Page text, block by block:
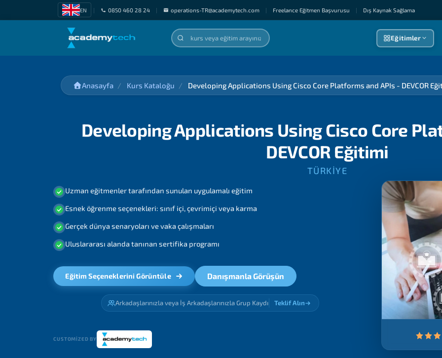
EN | 0850 460 28 24 | operations-TR@academytech.com | Freelance Eğitmen Başvurusu | Dış Kaynak Sağlama
Eğitimler
Anasayfa Kurs Kataloğu Developing Applications Using Cisco Core Platforms and APIs - DEVCOR
Developing Applications Using Cisco Core
DEVCOR Eğitimi
TÜRKIYE
Uzman eğitmenler tarafından sunulan uygulamalı eğitim
Esnek öğrenme seçenekleri: sınıf içi, çevrimiçi veya karma
Gerçek dünya senaryoları ve vaka çalışmaları
Uluslararası alanda tanınan sertifika programı
Eğitim Seçeneklerini Görüntüle Danışmanla Görüşün
Arkadaşlarınızla veya İş Arkadaşlarınızla Grup Kaydı Teklif Alın
CUSTOMIZED BY